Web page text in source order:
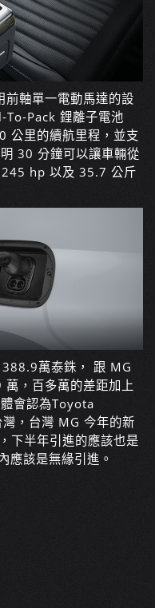
軸單一電動馬達的設
To-Pack 鋰離子電池
公里的續航里程，並支
30 分鐘可以讓車輛從
hp 以及 35.7 公斤
萬泰銖， 跟 MG
，百多萬的差距加上
會認為Toyota
，台灣 MG 今年的新
下半年引進的應該也是
該是無緣引進。